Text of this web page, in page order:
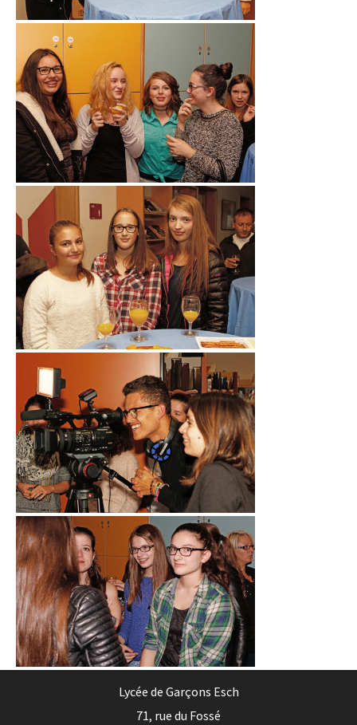
Lycée de Garçons Esch
71, rue du Fossé